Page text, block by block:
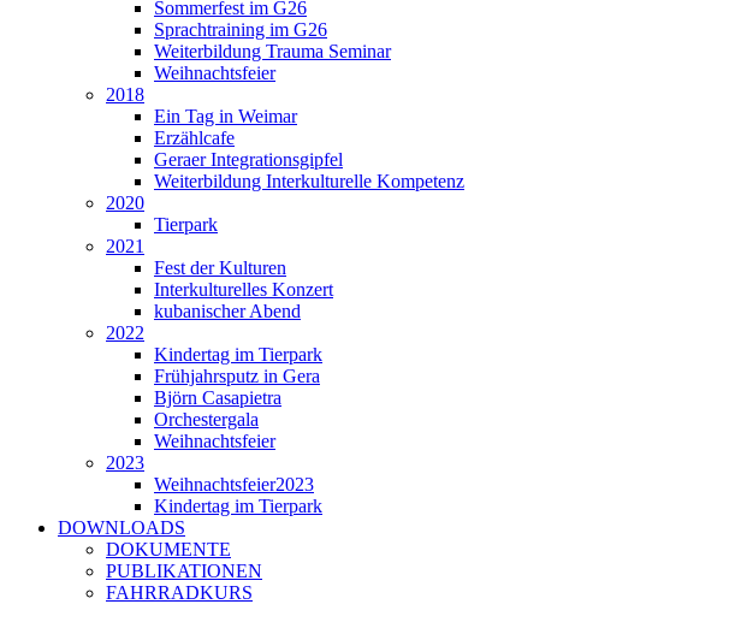
Sommerfest im G26
Sprachtraining im G26
Weiterbildung Trauma Seminar
Weihnachtsfeier
2018
Ein Tag in Weimar
Erzählcafe
Geraer Integrationsgipfel
Weiterbildung Interkulturelle Kompetenz
2020
Tierpark
2021
Fest der Kulturen
Interkulturelles Konzert
kubanischer Abend
2022
Kindertag im Tierpark
Frühjahrsputz in Gera
Björn Casapietra
Orchestergala
Weihnachtsfeier
2023
Weihnachtsfeier2023
Kindertag im Tierpark
DOWNLOADS
DOKUMENTE
PUBLIKATIONEN
FAHRRADKURS